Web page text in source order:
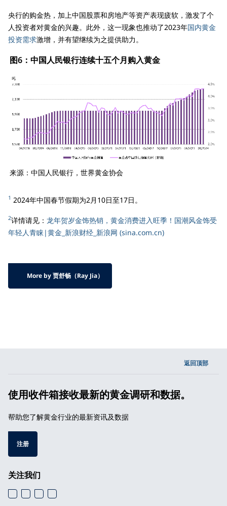
央行的购金热，加上中国股票和房地产等资产表现疲软，激发了个
人投资者对黄金的兴趣。此外，这一现象也推动了2023年国内黄金
投资需求激增，并有望继续为之提供助力。
图6：中国人民银行连续十五个月购入黄金
来源：中国人民银行，世界黄金协会
1 2024年中国春节假期为2月10日至17日。
2详情请见： 龙年贺岁金饰热销，黄金消费进入旺季！国潮风金饰受
年轻人青睐|黄金_新浪财经_新浪网 (sina.com.cn)
More by 贾舒畅（Ray Jia）
返回顶部
使用收件箱接收最新的黄金调研和数据。
帮助您了解黄金行业的最新资讯及数据
注册
关注我们